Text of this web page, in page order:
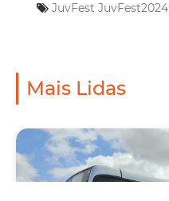
JuvFest JuvFest2024
Mais Lidas